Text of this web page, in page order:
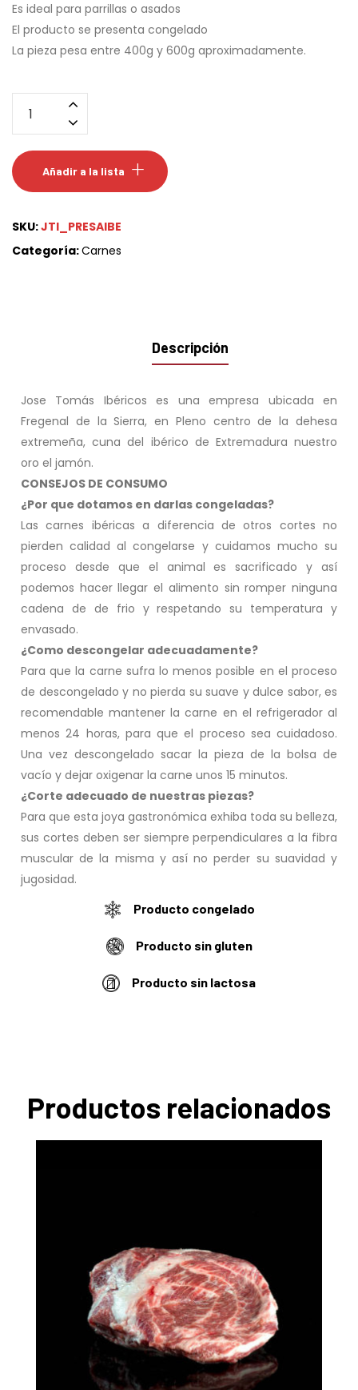
Es ideal para parrillas o asados
El producto se presenta congelado
La pieza pesa entre 400g y 600g aproximadamente.
Añadir a la lista
SKU:JTI_PRESAIBE
Categoría:Carnes
Descripción
Jose Tomás Ibéricos es una empresa ubicada en
Fregenal de la Sierra, en Pleno centro de la dehesa
extremeña, cuna del ibérico de Extremadura nuestro
oro el jamón.
CONSEJOS DE CONSUMO
¿Por que dotamos en darlas congeladas?
Las carnes ibéricas a diferencia de otros cortes no
pierden calidad al congelarse y cuidamos mucho su
proceso desde que el animal es sacrificado y así
podemos hacer llegar el alimento sin romper ninguna
cadena de de frio y respetando su temperatura y
envasado.
¿Como descongelar adecuadamente?
Para que la carne sufra lo menos posible en el proceso
de descongelado y no pierda su suave y dulce sabor, es
recomendable mantener la carne en el refrigerador al
menos 24 horas, para que el proceso sea cuidadoso.
Una vez descongelado sacar la pieza de la bolsa de
vacío y dejar oxigenar la carne unos 15 minutos.
¿Corte adecuado de nuestras piezas?
Para que esta joya gastronómica exhiba toda su belleza,
sus cortes deben ser siempre perpendiculares a la fibra
muscular de la misma y así no perder su suavidad y
jugosidad.
Producto congelado
Producto sin gluten
Producto sin lactosa
Productos relacionados